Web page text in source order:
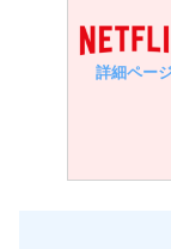
詳細ペー